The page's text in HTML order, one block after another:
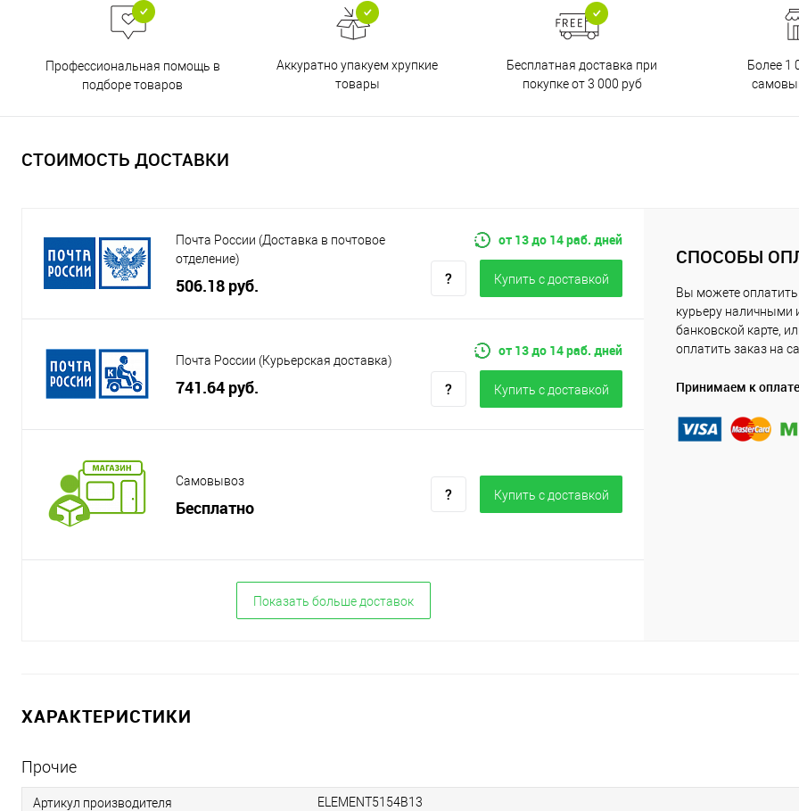
Профессиональная помощь в
подборе товаров
Аккуратно упакуем хрупкие
товары
Бесплатная доставка при
покупке от 3 000 руб
Более 1
СТОИМОСТЬ ДОСТАВКИ
Почта России (Доставка в почтовое
отделение)
506.18 руб.
от 13 до 14 раб. дней
Купить c доставкой
Почта России (Курьерская доставка)
741.64 руб.
от 13 до 14 раб. дней
Купить c доставкой
Самовывоз
Бесплатно
Купить c доставкой
Показать больше доставок
СПОСОБЫ
Вы можете оплатить
курьеру наличными
банковской карте,
оплатить заказ на
Принимаем к оплате
ХАРАКТЕРИСТИКИ
Прочие
Артикул производителя ELEMENT5154B13